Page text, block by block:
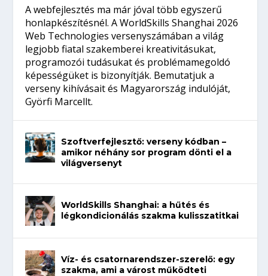
A webfejlesztés ma már jóval több egyszerű
honlapkészítésnél. A WorldSkills Shanghai 2026
Web Technologies versenyszámában a világ
legjobb fiatal szakemberei kreativitásukat,
programozói tudásukat és problémamegoldó
képességüket is bizonyítják. Bemutatjuk a
verseny kihívásait és Magyarország indulóját,
Györfi Marcellt.
Szoftverfejlesztő: verseny kódban –
amikor néhány sor program dönti el a
világversenyt
WorldSkills Shanghai: a hűtés és
légkondicionálás szakma kulisszatitkai
Víz- és csatornarendszer-szerelő: egy
szakma, ami a várost működteti